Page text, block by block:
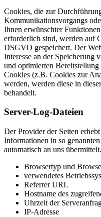
Cookies, die zur
Kommunikationsvorgangs
Ihnen erwünschter
erforderlich sind, werden auf
DSGVO gespeichert. Der
Interesse an der Speicherung
und optimierten
Cookies (z.B. Cookies zur
werden, werden diese in
behandelt.
Server-Log-Dateien
Der Provider der Seiten
Informationen in so
automatisch an uns
Browsertyp und
verwendetes
Referrer URL
Hostname des
Uhrzeit der
IP-Adresse